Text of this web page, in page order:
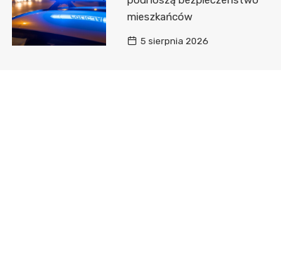
mieszkańców
5 sierpnia 2026